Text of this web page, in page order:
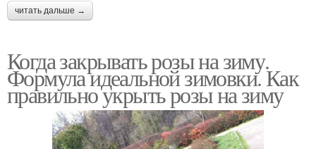
читать дальше →
Когда закрывать розы на зиму.
Формула идеальной зимовки. Как
правильно укрыть розы на зиму